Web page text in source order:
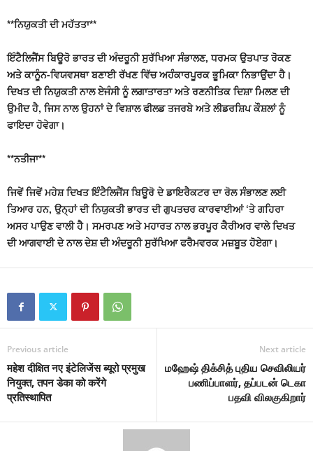
**ਨਿਯੁਕਤੀ ਦੀ ਮਹੱਤਤਾ**
ਇੰਟੈਲਿਜੈਂਸ ਬਿਊਰੋ ਭਾਰਤ ਦੀ ਅੰਦਰੂਨੀ ਸੁਰੱਖਿਆ ਸੰਭਾਲਣ, ਧਰਮਕ ਉਤਪਾਤ ਰੋਕਣ
ਅਤੇ ਕਾਨੂੰਨ-ਵਿਯਵਸਥਾ ਬਣਾਈ ਰੱਖਣ ਵਿੱਚ ਅਹੰਕਾਰਪੂਰਕ ਭੂਮਿਕਾ ਨਿਭਾਉਂਦਾ ਹੈ।
ਦਿਖਤ ਦੀ ਨਿਯੁਕਤੀ ਨਾਲ ਏਜੰਸੀ ਨੂੰ ਲਗਾਤਾਰਤਾ ਅਤੇ ਰਣਨੀਤਿਕ ਦਿਸ਼ਾ ਮਿਲਣ ਦੀ
ਉਮੀਦ ਹੈ, ਜਿਸ ਨਾਲ ਉਹਨਾਂ ਦੇ ਵਿਸ਼ਾਲ ਫੀਲਡ ਤਜਰਬੇ ਅਤੇ ਲੀਡਰਸ਼ਿਪ ਕੌਸ਼ਲਾਂ ਨੂੰ
ਫਾਇਦਾ ਹੋਵੇਗਾ।
**ਨਤੀਜਾ**
ਜਿਵੇਂ ਜਿਵੇਂ ਮਹੇਸ਼ ਦਿਖਤ ਇੰਟੈਲਿਜੈਂਸ ਬਿਊਰੋ ਦੇ ਡਾਇਰੈਕਟਰ ਦਾ ਰੋਲ ਸੰਭਾਲਣ ਲਈ
ਤਿਆਰ ਹਨ, ਉਨ੍ਹਾਂ ਦੀ ਨਿਯੁਕਤੀ ਭਾਰਤ ਦੀ ਗੁਪਤਚਰ ਕਾਰਵਾਈਆਂ ‘ਤੇ ਗਹਿਰਾ
ਅਸਰ ਪਾਉਣ ਵਾਲੀ ਹੈ। ਸਮਰਪਣ ਅਤੇ ਮਹਾਰਤ ਨਾਲ ਭਰਪੂਰ ਕੈਰੀਅਰ ਵਾਲੇ ਦਿਖਤ
ਦੀ ਆਗਵਾਈ ਦੇ ਨਾਲ ਦੇਸ਼ ਦੀ ਅੰਦਰੂਨੀ ਸੁਰੱਖਿਆ ਫਰੈਮਵਰਕ ਮਜ਼ਬੂਤ ਹੋਏਗਾ।
Previous article
महेश दीक्षित नए इंटेलिजेंस ब्यूरो प्रमुख
नियुक्त, तपन डेका को करेंगे
प्रतिस्थापित
Next article
மஹேஷ் திக்சித் புதிய செவிலியர்
பணிப்பாளர், தப்படன் டெகா
பதவி விலகுகிறார்